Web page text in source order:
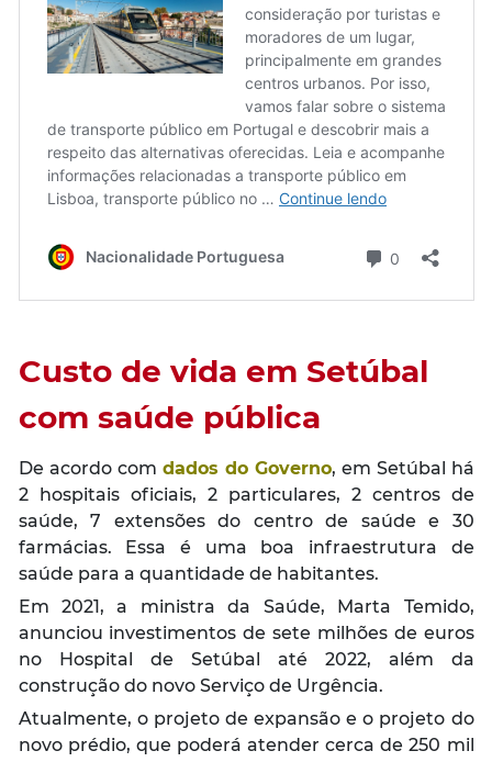
Custo de vida em Setúbal
com saúde pública
De acordo com dados do Governo, em Setúbal há
2 hospitais oficiais, 2 particulares, 2 centros de
saúde, 7 extensões do centro de saúde e 30
farmácias. Essa é uma boa infraestrutura de
saúde para a quantidade de habitantes.
Em 2021, a ministra da Saúde, Marta Temido,
anunciou investimentos de sete milhões de euros
no Hospital de Setúbal até 2022, além da
construção do novo Serviço de Urgência.
Atualmente, o projeto de expansão e o projeto do
novo prédio, que poderá atender cerca de 250 mil